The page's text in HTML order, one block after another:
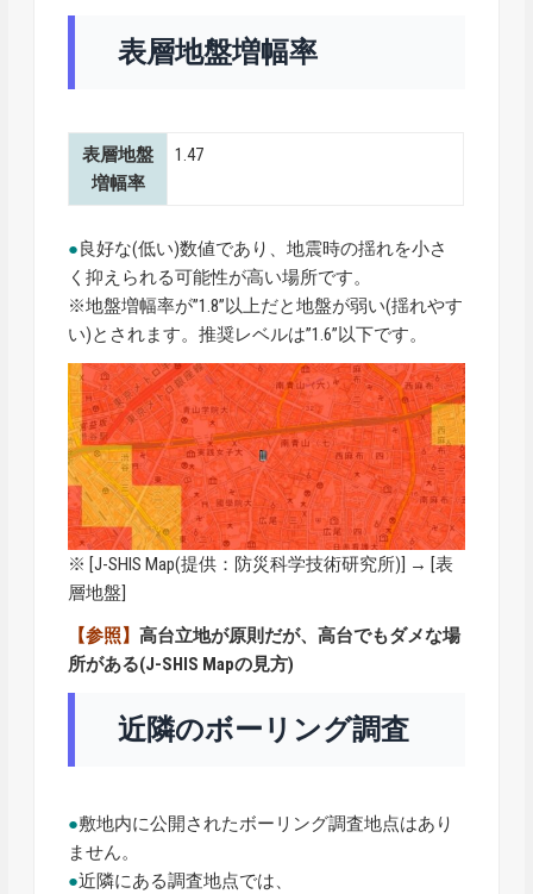
表層地盤増幅率
表層地盤
増幅率
1.47
●良好な(低い)数値であり、地震時の揺れを小さ
く抑えられる可能性が高い場所です。
※地盤増幅率が”1.8”以上だと地盤が弱い(揺れやす
い)とされます。推奨レベルは”1.6”以下です。
※ [J-SHIS Map(提供：防災科学技術研究所)] → [表
層地盤]
【参照】高台立地が原則だが、高台でもダメな場
所がある(J-SHIS Mapの見方)
近隣のボーリング調査
●敷地内に公開されたボーリング調査地点はあり
ません。
●近隣にある調査地点では、